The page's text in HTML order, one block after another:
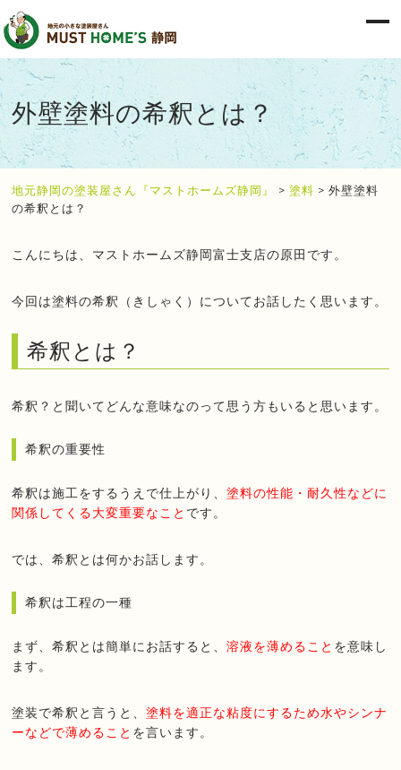
外壁塗料の希釈とは？
地元静岡の塗装屋さん『マストホームズ静岡』 >塗料 >外壁塗料
の希釈とは？
こんにちは、マストホームズ静岡富士支店の原田です。
今回は塗料の希釈（きしゃく）についてお話したく思います。
希釈とは？
希釈？と聞いてどんな意味なのって思う方もいると思います。
希釈の重要性
希釈は施工をするうえで仕上がり、塗料の性能・耐久性などに
関係してくる大変重要なこと です。
では、希釈とは何かお話します。
希釈は工程の一種
まず、希釈とは簡単にお話すると、溶液を薄めること を意味し
ます。
塗装で希釈と言うと、塗料を適正な粘度にするため水やシンナ
ーなどで薄めること を言います。